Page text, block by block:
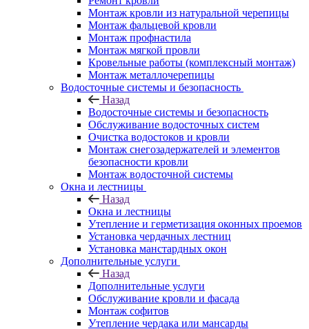
Монтаж кровли из натуральной черепицы
Монтаж фальцевой кровли
Монтаж профнастила
Монтаж мягкой провли
Кровельные работы (комплексный монтаж)
Монтаж металлочерепицы
Водосточные системы и безопасность
Назад
Водосточные системы и безопасность
Обслуживание водосточных систем
Очистка водостоков и кровли
Монтаж снегозадержателей и элементов
безопасности кровли
Монтаж водосточной системы
Окна и лестницы
Назад
Окна и лестницы
Утепление и герметизация оконных проемов
Установка чердачных лестниц
Установка манстардных окон
Дополнительные услуги
Назад
Дополнительные услуги
Обслуживание кровли и фасада
Монтаж софитов
Утепление чердака или мансарды